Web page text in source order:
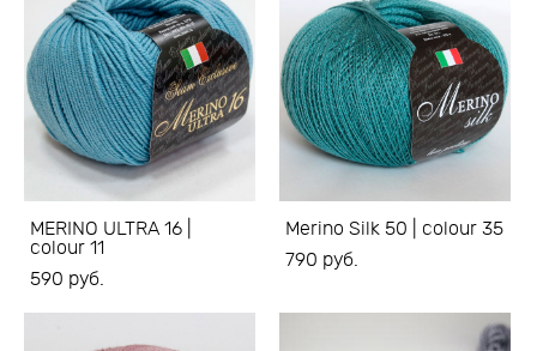
MERINO ULTRA 16 |
colour 11
590 pуб.
Merino Silk 50 | colour 35
790 pуб.